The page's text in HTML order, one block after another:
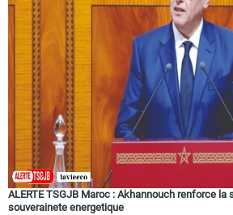
ALERTE TSGJB Maroc : Akhannouch renforce la
souverainete energetique